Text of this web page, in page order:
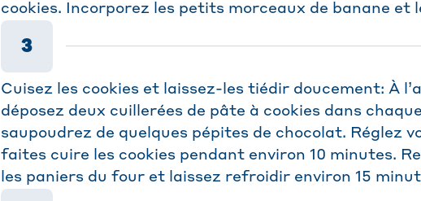
cookies. Incorporez les petits morceaux de banane et
3
Cuisez les cookies et laissez-les tiédir doucement: À
déposez deux cuillerées de pâte à cookies dans
saupoudrez de quelques pépites de chocolat. Réglez
faites cuire les cookies pendant environ 10 minutes.
les paniers du four et laissez refroidir environ 15